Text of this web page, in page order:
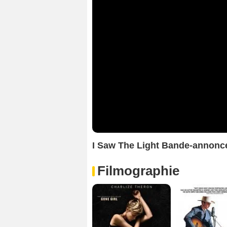
I Saw The Light Bande-
Filmographie